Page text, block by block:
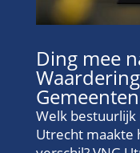
Ding mee
Welk
Utrecht maakte